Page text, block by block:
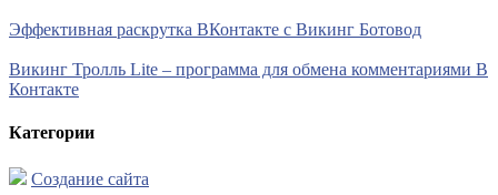
Эффективная раскрутка ВКонтакте с Викинг Ботовод
Викинг Тролль Lite – программа для обмена комментариями В
Контакте
Категории
Создание сайта